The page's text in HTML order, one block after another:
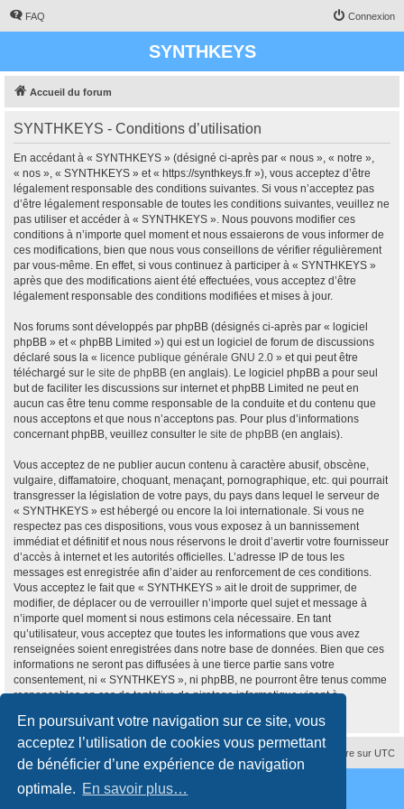
En poursuivant votre navigation sur ce site, vous
acceptez l’utilisation de cookies vous permettant
de bénéficier d’une expérience de navigation
optimale. En savoir plus…
FAQ Connexion
SYNTHKEYS
Accueil du forum
SYNTHKEYS - Conditions d’utilisation
En accédant à « SYNTHKEYS » (désigné ci-après par « nous », « notre »,
« nos », « SYNTHKEYS » et « https://synthkeys.fr »), vous acceptez d’être
légalement responsable des conditions suivantes. Si vous n’acceptez pas
d’être légalement responsable de toutes les conditions suivantes, veuillez ne
pas utiliser et accéder à « SYNTHKEYS ». Nous pouvons modifier ces
conditions à n’importe quel moment et nous essaierons de vous informer de
ces modifications, bien que nous vous conseillons de vérifier régulièrement
par vous-même. En effet, si vous continuez à participer à « SYNTHKEYS »
après que des modifications aient été effectuées, vous acceptez d’être
légalement responsable des conditions modifiées et mises à jour.
Nos forums sont développés par phpBB (désignés ci-après par « logiciel
phpBB » et « phpBB Limited ») qui est un logiciel de forum de discussions
déclaré sous la « licence publique générale GNU 2.0 » et qui peut être
téléchargé sur le site de phpBB (en anglais). Le logiciel phpBB a pour seul
but de faciliter les discussions sur internet et phpBB Limited ne peut en
aucun cas être tenu comme responsable de la conduite et du contenu que
nous acceptons et que nous n’acceptons pas. Pour plus d’informations
concernant phpBB, veuillez consulter le site de phpBB (en anglais).
Vous acceptez de ne publier aucun contenu à caractère abusif, obscène,
vulgaire, diffamatoire, choquant, menaçant, pornographique, etc. qui pourrait
transgresser la législation de votre pays, du pays dans lequel le serveur de
« SYNTHKEYS » est hébergé ou encore la loi internationale. Si vous ne
respectez pas ces dispositions, vous vous exposez à un bannissement
immédiat et définitif et nous nous réservons le droit d’avertir votre fournisseur
d’accès à internet et les autorités officielles. L’adresse IP de tous les
messages est enregistrée afin d’aider au renforcement de ces conditions.
Vous acceptez le fait que « SYNTHKEYS » ait le droit de supprimer, de
modifier, de déplacer ou de verrouiller n’importe quel sujet et message à
n’importe quel moment si nous estimons cela nécessaire. En tant
qu’utilisateur, vous acceptez que toutes les informations que vous avez
renseignées soient enregistrées dans notre base de données. Bien que ces
informations ne seront pas diffusées à une tierce partie sans votre
consentement, ni « SYNTHKEYS », ni phpBB, ne pourront être tenus comme
responsables en cas de tentative de piratage informatique visant à
Fuseau horaire sur UTC
Supprimer les cookies
Développé par phpBB
® Forum Software © phpBB Limited
Traduction française officielle©Qiaeru